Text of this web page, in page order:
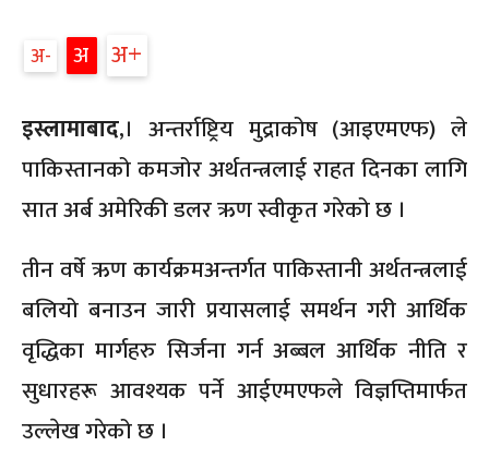
अ अ अ
इस्लामाबाद,। अन्तर्राष्ट्रिय मुद्राकोष (आइएमएफ) ले
पाकिस्तानको कमजोर अर्थतन्त्रलाई राहत दिनका लागि
सात अर्ब अमेरिकी डलर ऋण स्वीकृत गरेको छ ।
तीन वर्षे ऋण कार्यक्रमअन्तर्गत पाकिस्तानी अर्थतन्त्रलाई
बलियो बनाउन जारी प्रयासलाई समर्थन गरी आर्थिक
वृद्धिका मार्गहरु सिर्जना गर्न अब्बल आर्थिक नीति र
सुधारहरू आवश्यक पर्ने आईएमएफले विज्ञप्तिमार्फत
उल्लेख गरेको छ ।